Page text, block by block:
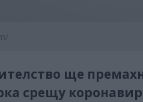
ще
срещу